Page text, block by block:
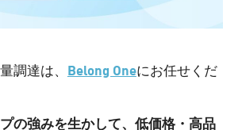
調達は、 Belong Oneにお任せくだ
の強みを生かして、低価格・高品